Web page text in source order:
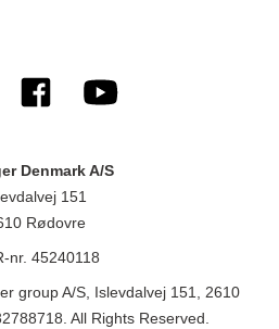
Denmark A/S
151
Rødovre
nr. 45240118
group A/S, Islevdalvej 151, 2610
All Rights Reserved.